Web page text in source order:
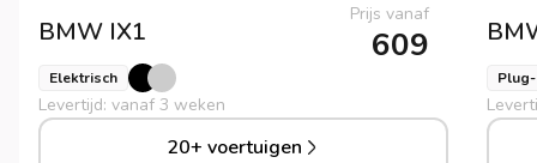
BMW IX1
Prijs vanaf
609
Elektrisch
Levertijd: vanaf 3 weken
20+ voertuigen